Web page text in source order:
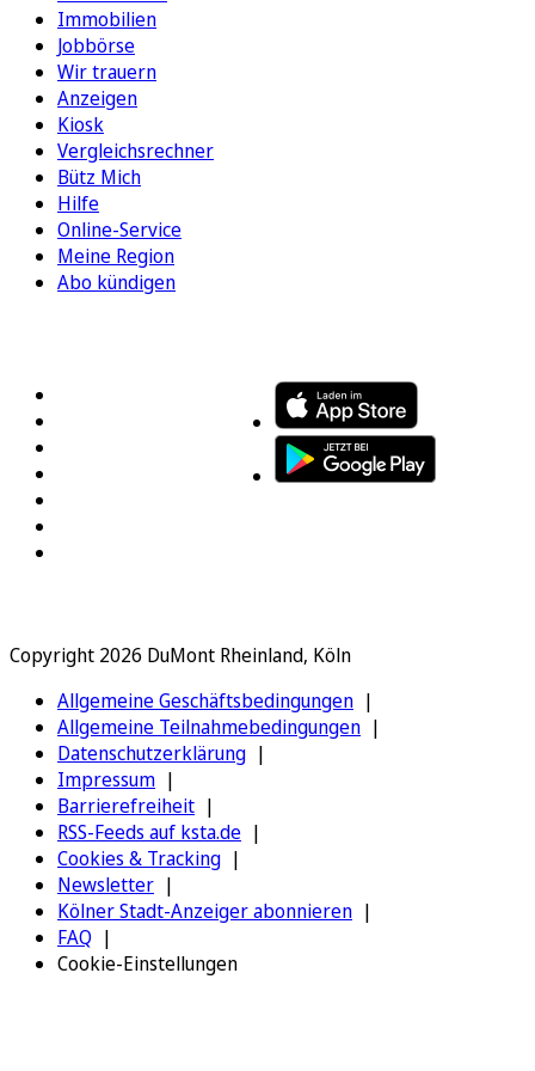
Immobilien
Jobbörse
Wir trauern
Anzeigen
Kiosk
Vergleichsrechner
Bütz Mich
Hilfe
Online-Service
Meine Region
Abo kündigen
Copyright 2026 DuMont Rheinland, Köln
Allgemeine Geschäftsbedingungen
Allgemeine Teilnahmebedingungen
Datenschutzerklärung
Impressum
Barrierefreiheit
RSS-Feeds auf ksta.de
Cookies & Tracking
Newsletter
Kölner Stadt-Anzeiger abonnieren
FAQ
Cookie-Einstellungen